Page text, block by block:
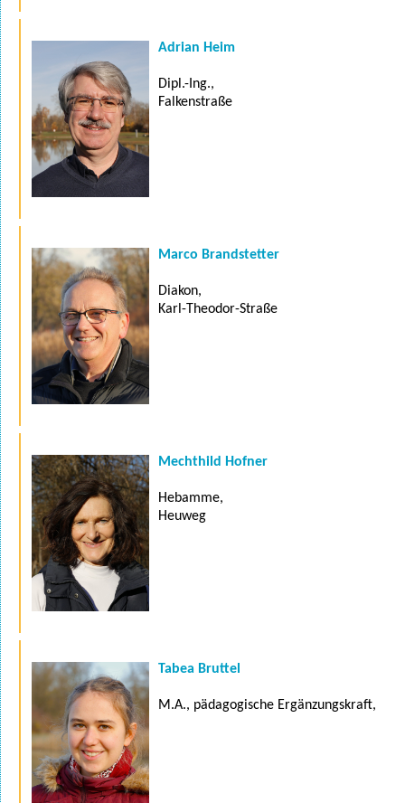
Adrian Heim
Dipl.-Ing.,
Falkenstraße
Marco Brandstetter
Diakon,
Karl-Theodor-Straße
Mechthild Hofner
Hebamme,
Heuweg
Tabea Bruttel
M.A., pädagogische Ergänzungskraft,